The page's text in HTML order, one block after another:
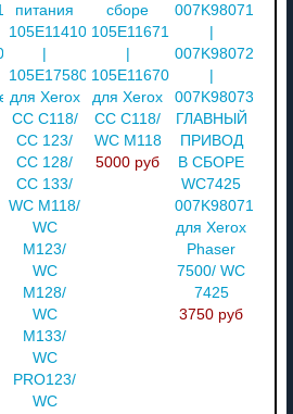
питания
105E11410
|
105E17580
для Xerox
CC C118/
CC 123/
CC 128/
CC 133/
WC M118/
WC
M123/
WC
M128/
WC
M133/
WC
PRO123/
WC
сборе
105E11671
|
105E11670
для Xerox
CC C118/
WC M118
5000 руб
007K98071
|
007K98072
|
007K98073
ГЛАВНЫЙ
ПРИВОД
В СБОРЕ
WC7425
007K98071
для Xerox
Phaser
7500/ WC
7425
3750 руб